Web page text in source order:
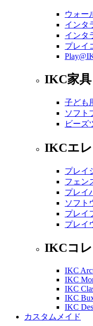
ウォー
インタ
インタ
プレイ
IKC家具
子ども
ソフト
ビーズ
IKCエ
プレイ
フェン
プレイ
ソフト
プレイ
プレイ
IKCコ
IKC
IKC
IKC
IKC
IKC
カスタムメイド